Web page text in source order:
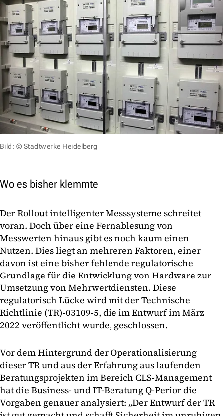
Bild: © Stadtwerke Heidelberg
Wo es bisher klemmte
Der Rollout intelligenter Messsysteme schreitet
voran. Doch über eine Fernablesung von
Messwerten hinaus gibt es noch kaum einen
Nutzen. Dies liegt an mehreren Faktoren, einer
davon ist eine bisher fehlende regulatorische
Grundlage für die Entwicklung von Hardware zur
Umsetzung von Mehrwertdiensten. Diese
regulatorisch Lücke wird mit der Technische
Richtlinie (TR)-03109-5, die im Entwurf im März
2022 veröffentlicht wurde, geschlossen.
Vor dem Hintergrund der Operationalisierung
dieser TR und aus der Erfahrung aus laufenden
Beratungsprojekten im Bereich CLS-Management
hat die Business- und IT-Beratung Q-Perior die
Vorgaben genauer analysiert: „Der Entwurf der TR